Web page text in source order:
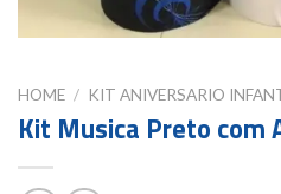
HOME / KIT ANIVERSARIO
Kit Musica Preto com